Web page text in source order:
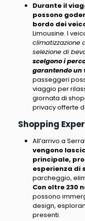
Durante il
possono
bordo dei
Limousine. I
climatizzazione
selezione di
scelgono i
garantendo un
passeggeri
viaggio per
giornata di
privacy offerte
Shopping
All’arrivo a
vengono
principale,
esperienza di
parcheggio,
Con oltre 230
possono
design,
presenti.